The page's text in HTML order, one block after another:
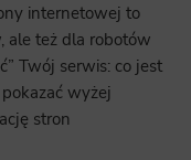
internetowej to
ale też dla robotów
Twój serwis: co jest
wyżej
stron